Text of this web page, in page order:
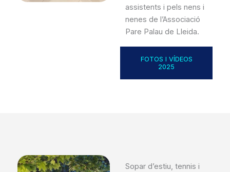
assistents i pels nens i
nenes de l’Associació
Pare Palau de Lleida.
FOTOS I VÍDEOS
2025
Sopar d’estiu, tennis i